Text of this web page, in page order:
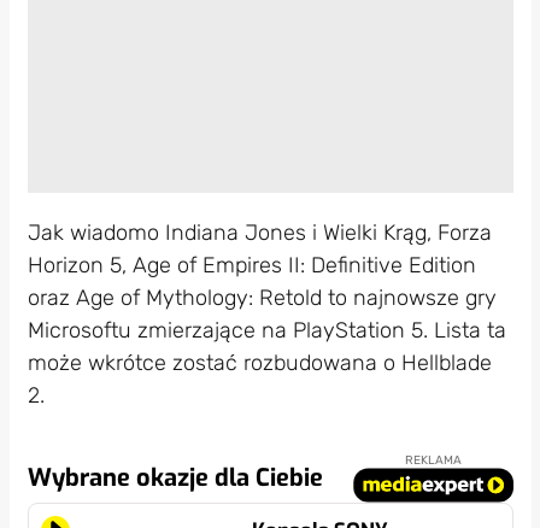
Jak wiadomo Indiana Jones i Wielki Krąg, Forza
Horizon 5, Age of Empires II: Definitive Edition
oraz Age of Mythology: Retold to najnowsze gry
Microsoftu zmierzające na PlayStation 5. Lista ta
może wkrótce zostać rozbudowana o Hellblade
2.
Wybrane okazje dla Ciebie
REKLAMA